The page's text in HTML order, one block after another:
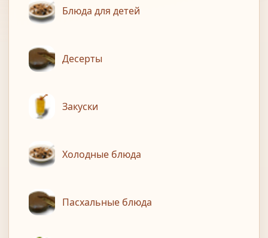
Блюда для детей
Десерты
Закуски
Холодные блюда
Пасхальные блюда